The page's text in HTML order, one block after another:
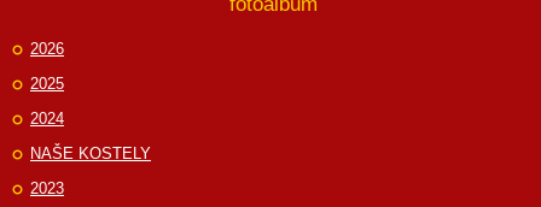
2026
2025
2024
NAŠE KOSTELY
2023